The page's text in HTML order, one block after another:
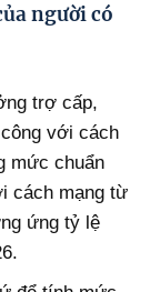
người có
trợ cấp,
với cách
mức chuẩn
cách mạng từ
ứng tỷ lệ